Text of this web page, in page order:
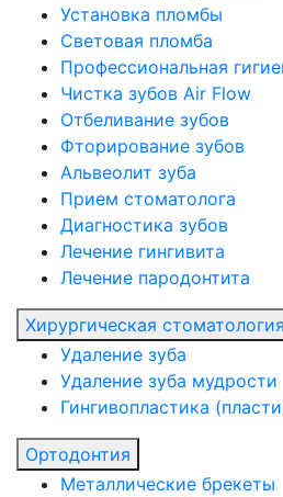
Установка пломбы
Световая пломба
Профессиональная
Чистка зубов Air Flow
Отбеливание зубов
Фторирование зубов
Альвеолит зуба
Прием стоматолога
Диагностика зубов
Лечение гингивита
Лечение пародонтита
Хирургическая стоматология
Удаление зуба
Удаление зуба мудрости
Гингивопластика
Ортодонтия
Металлические брекеты